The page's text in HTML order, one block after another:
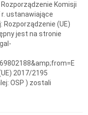
Rozporządzenie Komisji
ustanawiające
(UE)
jest na stronie
2017/2195
OSP ) zostali